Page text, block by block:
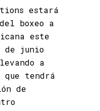
estará
boxeo a
este
de junio
a
que tendrá
de